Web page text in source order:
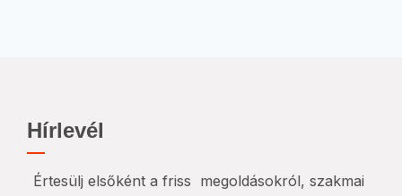
Hírlevél
Értesülj elsőként a friss megoldásokról, szakmai